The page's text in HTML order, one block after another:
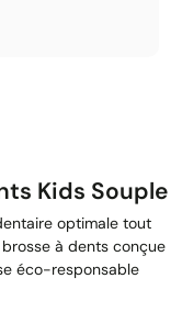
Kids Souple
optimale tout
à dents conçue
éco-responsable